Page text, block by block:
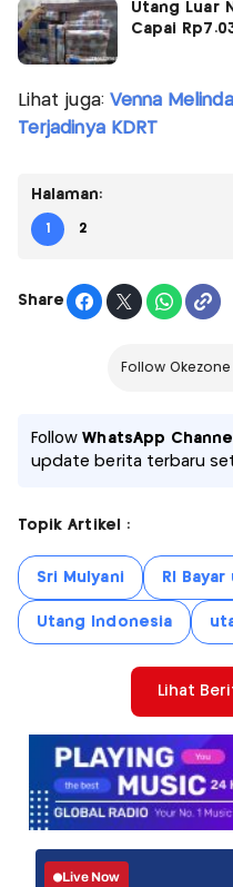
Utang Luar
Capai
Lihat juga: Venna
Terjadinya KDRT
Halaman:
1 2
Share
Follow
FollowWhatsApp
update berita terbaru
Topik Artikel :
Sri Mulyani RI
Utang Indonesia
Lihat
Live Now